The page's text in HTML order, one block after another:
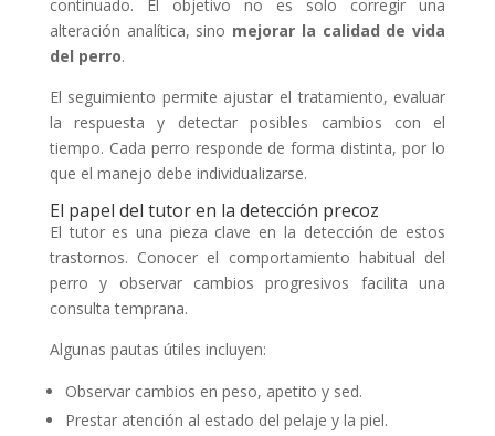
continuado. El objetivo no es solo corregir una
alteración analítica, sino mejorar la calidad de vida
del perro.
El seguimiento permite ajustar el tratamiento, evaluar
la respuesta y detectar posibles cambios con el
tiempo. Cada perro responde de forma distinta, por lo
que el manejo debe individualizarse.
El papel del tutor en la detección precoz
El tutor es una pieza clave en la detección de estos
trastornos. Conocer el comportamiento habitual del
perro y observar cambios progresivos facilita una
consulta temprana.
Algunas pautas útiles incluyen:
Observar cambios en peso, apetito y sed.
Prestar atención al estado del pelaje y la piel.